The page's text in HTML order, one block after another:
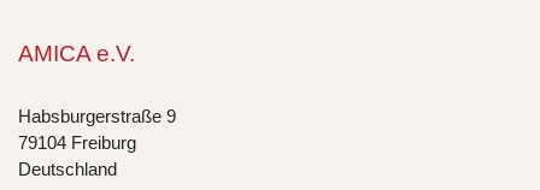
AMICA e.V.
Habsburgerstraße 9
79104 Freiburg
Deutschland